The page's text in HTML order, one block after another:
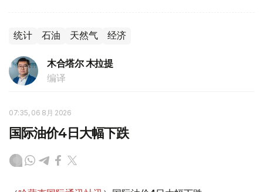
统计 石油 天然气 经济
木合塔尔 木拉提
编译
07:35, 06 8月 2026
国际油价4日大幅下跌